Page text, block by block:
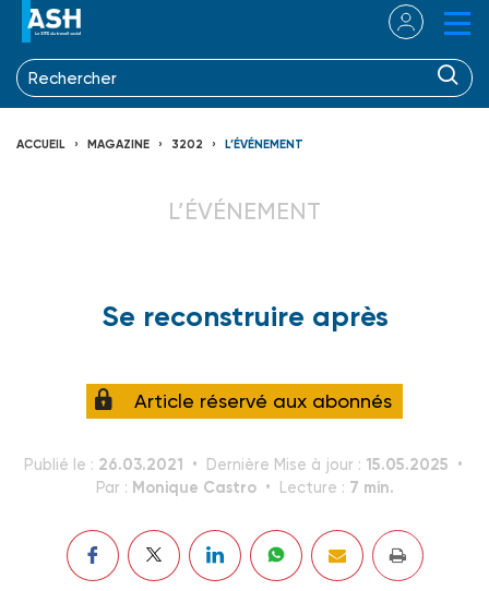
ACCUEIL MAGAZINE 3202 L’ÉVÉNEMENT
L’ÉVÉNEMENT
Se reconstruire après
Article réservé aux abonnés
Publié le : 26.03.2021 Dernière Mise à jour : 15.05.2025
Par : Monique Castro Lecture : 7 min.